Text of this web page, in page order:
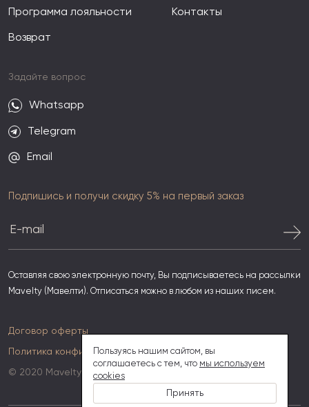
Подпишись и получи скидку 5% на первый заказ
Оставляя свою электронную почту, Вы подписываетесь на рассылки
Mavelty (Мавелти). Отписаться можно в любом из наших писем.
Программа лояльности
Возврат
Контакты
Задайте вопрос
Whatsapp
Telegram
Email
Договор оферты
Политика конфиденциальности
© 2020 Mavelty
Пользуясь нашим сайтом, вы
соглашаетесь с тем, что мы используем
cookies
Принять